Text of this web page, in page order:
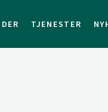
TJENESTER